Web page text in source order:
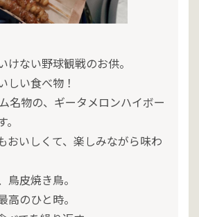
けない野球観戦のお供。
しい食べ物！
名物の、ギータメロンハイボー
おいしくて、楽しみながら味わ
鳥皮焼き鳥。
高のひと時。